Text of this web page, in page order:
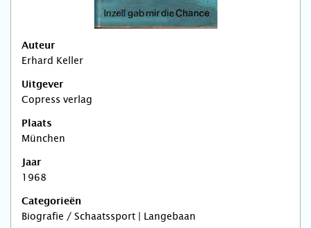
Auteur
Erhard Keller
Uitgever
Copress verlag
Plaats
München
Jaar
1968
Categorieën
Biografie / Schaatssport | Langebaan